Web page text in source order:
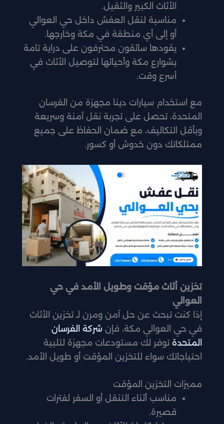
الأثاث الكبير والثقيل.
مناسبة لنقل العفش داخل حي العوالي
أو إلى أي منطقة في مكة وخارجها.
يقودها سائقون محترفون على دراية تامة
بشوارع مكة وأحيائها لتوصيل الأثاث في
أسرع وقت.
مع استخدام سيارات دينا مجهزة من الفرسان
المتحدة، تحصل على تجربة نقل آمنة وسريعة
وبأقل التكاليف، مع ضمان الحفاظ على جميع
ممتلكاتك دون خدوش أو كسور.
تخزين أثاث مؤقت وطويل الأمد في حي
العوالي
إذا كنت تبحث عن حل آمن ومرن لـ تخزين الأثاث
في حي العوالي مكة، فإن شركة الفرسان
المتحدة توفر لك مستودعات مجهزة لتلبية
احتياجاتك سواء للتخزين المؤقت أو طويل الأمد.
مميزات التخزين المؤقت
مناسب أثناء التنقل أو السفر لفترات
قصيرة.